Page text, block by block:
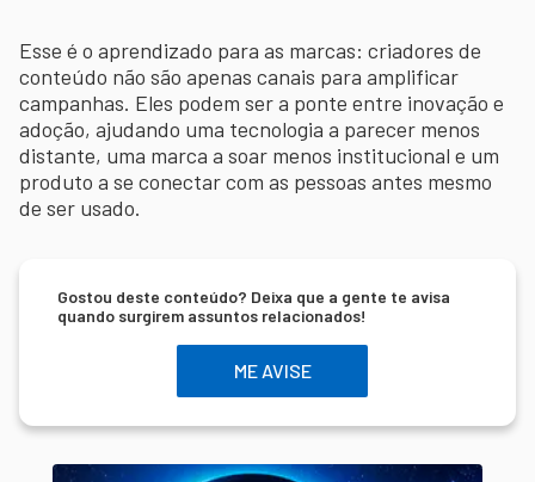
Esse é o aprendizado para as marcas: criadores de
conteúdo não são apenas canais para amplificar
campanhas. Eles podem ser a ponte entre inovação e
adoção, ajudando uma tecnologia a parecer menos
distante, uma marca a soar menos institucional e um
produto a se conectar com as pessoas antes mesmo
de ser usado.
Gostou deste conteúdo? Deixa que a gente te avisa
quando surgirem assuntos relacionados!
ME AVISE